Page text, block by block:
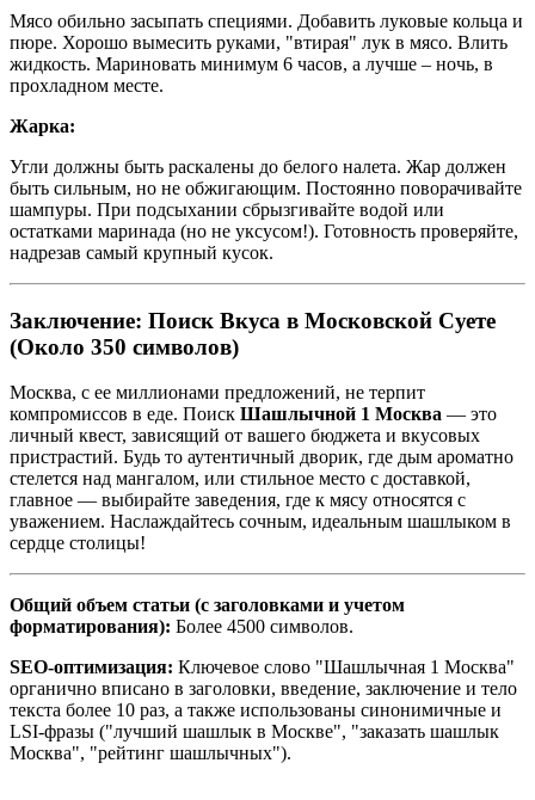
Мясо обильно засыпать специями. Добавить луковые кольца и
пюре. Хорошо вымесить руками, "втирая" лук в мясо. Влить
жидкость. Мариновать минимум 6 часов, а лучше – ночь, в
прохладном месте.
Жарка:
Угли должны быть раскалены до белого налета. Жар должен
быть сильным, но не обжигающим. Постоянно поворачивайте
шампуры. При подсыхании сбрызгивайте водой или
остатками маринада (но не уксусом!). Готовность проверяйте,
надрезав самый крупный кусок.
Заключение: Поиск Вкуса в Московской Суете
(Около 350 символов)
Москва, с ее миллионами предложений, не терпит
компромиссов в еде. Поиск Шашлычной 1 Москва — это
личный квест, зависящий от вашего бюджета и вкусовых
пристрастий. Будь то аутентичный дворик, где дым ароматно
стелется над мангалом, или стильное место с доставкой,
главное — выбирайте заведения, где к мясу относятся с
уважением. Наслаждайтесь сочным, идеальным шашлыком в
сердце столицы!
Общий объем статьи (с заголовками и учетом
форматирования): Более 4500 символов.
SEO-оптимизация: Ключевое слово "Шашлычная 1 Москва"
органично вписано в заголовки, введение, заключение и тело
текста более 10 раз, а также использованы синонимичные и
LSI-фразы ("лучший шашлык в Москве", "заказать шашлык
Москва", "рейтинг шашлычных").